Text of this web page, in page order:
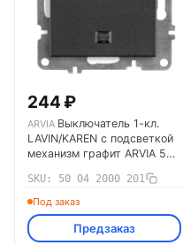
244 ₽
ARVIA Выключатель 1-кл.
LAVIN/KAREN с подсветкой
механизм графит ARVIA 50
SKU: 50 04 2000 201
Под заказ
Предзаказ